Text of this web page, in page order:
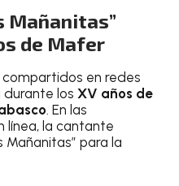
Mañanitas”
de Mafer
en redes
durante losXV años de
. En las
línea, la cantante
para la